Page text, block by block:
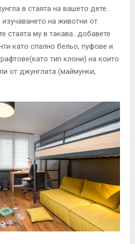
в стаята на вашето дете.
на животни от
стаята му в такава…добавете
като спално бельо, пуфове и
тип клони) на които
от джунглата (маймунки,